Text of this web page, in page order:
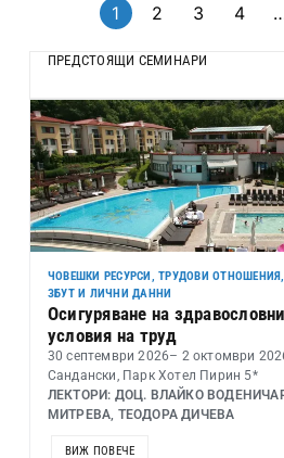
1 2 3 4
ПРЕДСТОЯЩИ СЕМИНАРИ
ЧОВЕШКИ РЕСУРСИ, ТРУДОВИ
ЗБУТ И ЛИЧНИ ДАННИ
Осигуряване на
условия на труд
30 септември 2026– 2 октомври
Сандански, Парк Хотел Пирин 5*
ЛЕКТОРИ: ДОЦ. ВЛАЙКО
МИТРЕВА, ТЕОДОРА ДИЧЕВА
ВИЖ ПОВЕЧЕ